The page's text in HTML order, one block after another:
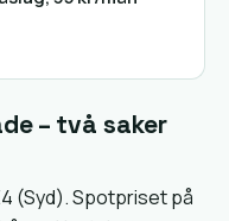
– två saker
(Syd). Spotpriset på